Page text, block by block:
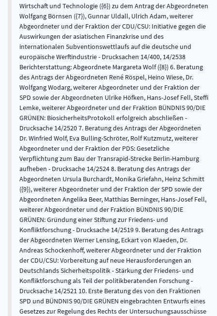
Wirtschaft und Technologie ({6}) zu dem Antrag der Abgeordneten
Wolfgang Börnsen ({7}), Gunnar Uldall, Ulrich Adam, weiterer
Abgeordneter und der Fraktion der CDU/CSU: Initiative gegen die
Auswirkungen der asiatischen Finanzkrise und des
internationalen Subventionswettlaufs auf die deutsche und
europäische Werftindustrie - Drucksachen 14/400, 14/2538
Berichterstattung: Abgeordnete Margareta Wolf ({8}) 6. Beratung
des Antrags der Abgeordneten René Röspel, Heino Wiese, Dr.
Wolfgang Wodarg, weiterer Abgeordneter und der Fraktion der
SPD sowie der Abgeordneten Ulrike Höfken, Hans-Josef Fell, Steffi
Lemke, weiterer Abgeordneter und der Fraktion BÜNDNIS 90/DIE
GRÜNEN: BiosicherheitsProtokoll erfolgreich abschließen -
Drucksache 14/2520 7. Beratung des Antrags der Abgeordneten
Dr. Winfried Wolf, Eva Bulling-Schröter, Rolf Kutzmutz, weiterer
Abgeordneter und der Fraktion der PDS: Gesetzliche
Verpflichtung zum Bau der Transrapid-Strecke Berlin-Hamburg
aufheben - Drucksache 14/2524 8. Beratung des Antrags der
Abgeordneten Ursula Burchardt, Monika Griefahn, Heinz Schmitt
({9}), weiterer Abgeordneter und der Fraktion der SPD sowie der
Abgeordneten Angelika Beer, Matthias Berninger, Hans-Josef Fell,
weiterer Abgeordneter und der Fraktion BÜNDNIS 90/DIE
GRÜNEN: Gründung einer Stiftung zur Friedens- und
Konfliktforschung - Drucksache 14/2519 9. Beratung des Antrags
der Abgeordneten Werner Lensing, Eckart von Klaeden, Dr.
Andreas Schockenhoff, weiterer Abgeordneter und der Fraktion
der CDU/CSU: Vorbereitung auf neue Herausforderungen an
Deutschlands Sicherheitspolitik - Stärkung der Friedens- und
Konfliktforschung als Teil der politikberatenden Forschung -
Drucksache 14/2521 10. Erste Beratung des von den Fraktionen
SPD und BÜNDNIS 90/DIE GRÜNEN eingebrachten Entwurfs eines
Gesetzes zur Regelung des Rechts der Untersuchungsausschüsse